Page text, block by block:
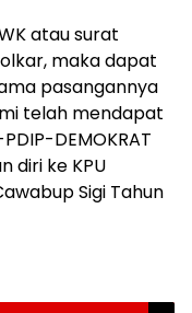
atau surat
maka dapat
pasangannya
telah mendapat
DEMOKRAT
diri ke KPU
Sigi Tahun